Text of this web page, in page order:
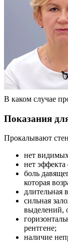
В каком случае
Показания
Прокалывают
нет
нет эффекта
боль
которая
длительная
сильная
выделений,
рентгене;
наличие